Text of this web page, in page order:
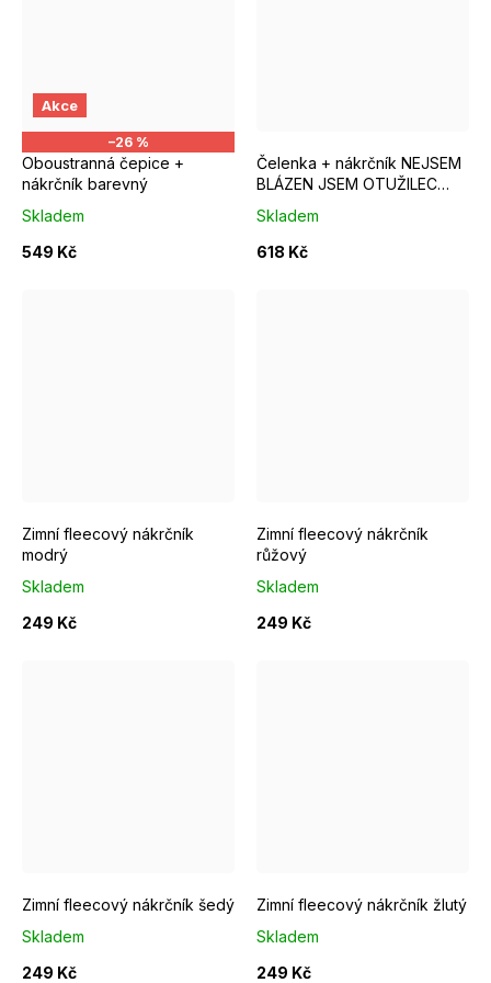
Akce
–26 %
Oboustranná čepice +
nákrčník barevný
Skladem
549 Kč
Čelenka + nákrčník NEJSEM
BLÁZEN JSEM OTUŽILEC
Skladem
618 Kč
Zimní fleecový nákrčník
modrý
Skladem
249 Kč
Zimní fleecový nákrčník
růžový
Skladem
249 Kč
Zimní fleecový nákrčník šedý
Skladem
249 Kč
Zimní fleecový nákrčník žlutý
Skladem
249 Kč